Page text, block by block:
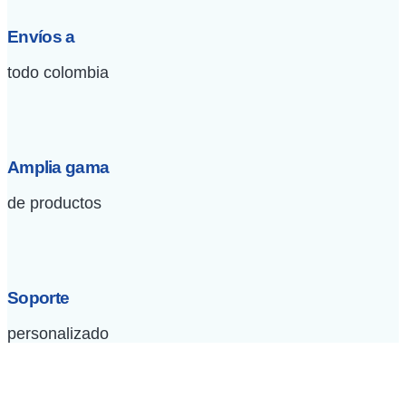
Envíos a
todo colombia
Amplia gama
de productos
Soporte
personalizado